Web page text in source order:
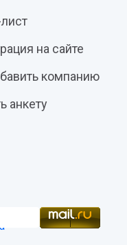
на сайте
компанию
анкету